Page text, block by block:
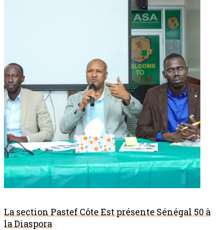
La section Pastef Côte Est présente Sénégal 50 à
la Diaspora